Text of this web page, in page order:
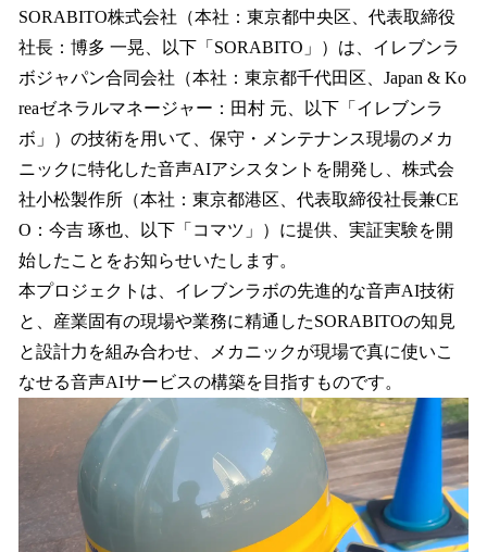
！
数
を
読
み
み
中
で
SORABITO株式会社（本社：東京都中央区、代表取締役
社長：博多 一晃、以下「SORABITO」）は、イレブンラ
ボジャパン合同会社（本社：東京都千代田区、Japan & Ko
reaゼネラルマネージャー：田村 元、以下「イレブンラ
ボ」）の技術を用いて、保守・メンテナンス現場のメカ
ニックに特化した音声AIアシスタントを開発し、株式会
社小松製作所（本社：東京都港区、代表取締役社長兼CE
O：今吉 琢也、以下「コマツ」）に提供、実証実験を開
始したことをお知らせいたします。
本プロジェクトは、イレブンラボの先進的な音声AI技術
と、産業固有の現場や業務に精通したSORABITOの知見
と設計力を組み合わせ、メカニックが現場で真に使いこ
なせる音声AIサービスの構築を目指すものです。